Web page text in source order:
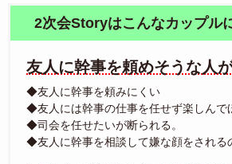
2次会Storyはこんなカップル
友人に幹事を頼めそうな人
◆友人に幹事を頼みにくい
◆友人には幹事の仕事を任せず楽しんで
◆司会を任せたいが断られる。
◆友人に幹事を相談して嫌な顔をされる